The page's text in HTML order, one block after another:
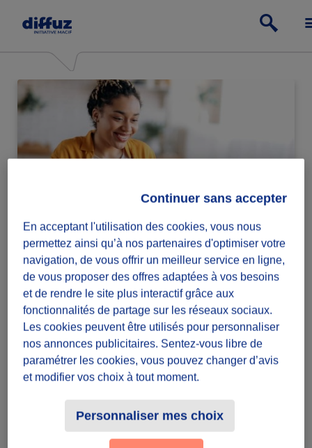
Particulier
Passe à l'action relève ou lance des défis
solidaires.
Inscris-toi
En acceptant l'utilisation des cookies, vous nous
permettez ainsi qu’à nos partenaires d'optimiser votre
navigation, de vous offrir un meilleur service en ligne,
de vous proposer des offres adaptées à vos besoins
et de rendre le site plus interactif grâce aux
fonctionnalités de partage sur les réseaux sociaux.
Les cookies peuvent être utilisés pour personnaliser
nos annonces publicitaires. Sentez-vous libre de
paramétrer les cookies, vous pouvez changer d’avis
et modifier vos choix à tout moment.
Personnaliser mes choix
Continuer sans accepter